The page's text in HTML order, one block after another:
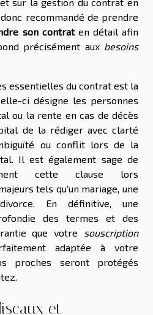
recommandé de prendre
son contraten détail afin
précisément aux besoins
essentielles du contrat est la
ci désigne les personnes
ou la rente en cas de décès
de la rédiger avec clarté
ou conflit lors de la
Il est également sage de
cette clause lors
tels qu'un mariage, une
En définitive, une
des termes et des
que votre
souscription
adaptée à votre
proches seront protégés
et